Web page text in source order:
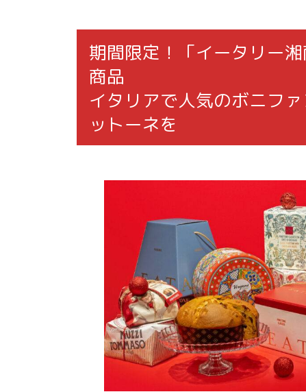
期間限定！「イータリー
商品
イタリアで人気のボニフ
ットーネを